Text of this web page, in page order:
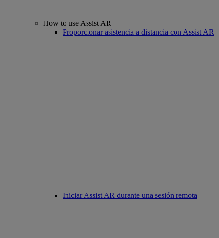
How to use Assist AR
Proporcionar asistencia a distancia con Assist AR
Iniciar Assist AR durante una sesión remota